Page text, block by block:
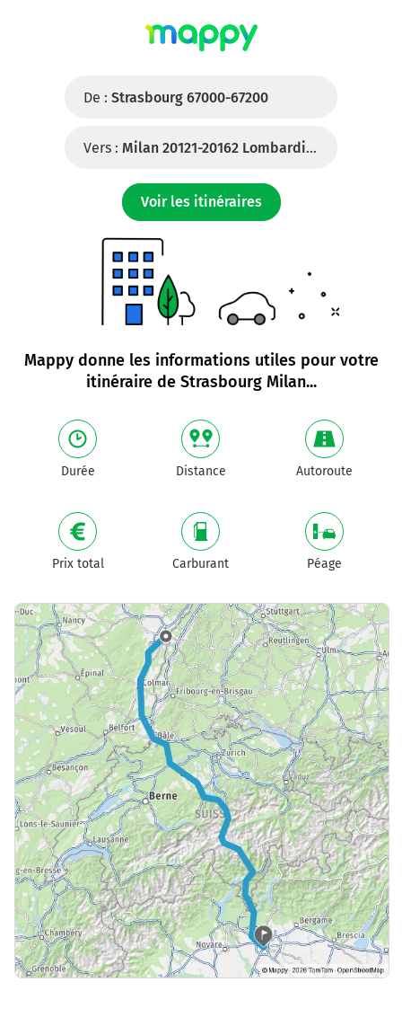
De : Strasbourg 67000-67200
Vers : Milan 20121-20162 Lombardie (Italie)
Voir les itinéraires
Mappy donne les informations utiles pour votre
itinéraire de Strasbourg Milan...
Durée Distance Autoroute
Prix total Carburant Péage